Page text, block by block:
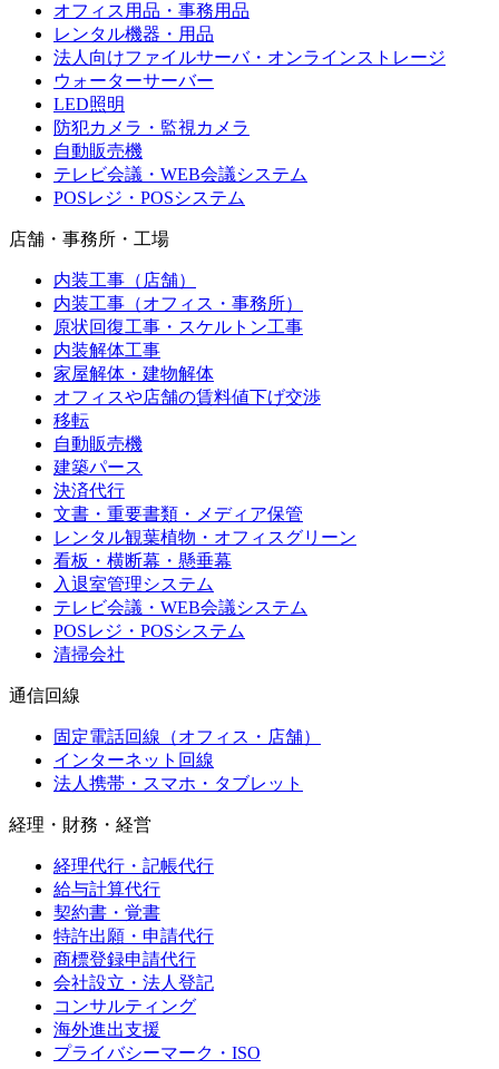
オフィス用品・事務用品
レンタル機器・用品
法人向けファイルサーバ・オンラインストレージ
ウォーターサーバー
LED照明
防犯カメラ・監視カメラ
自動販売機
テレビ会議・WEB会議システム
POSレジ・POSシステム
店舗・事務所・工場
内装工事（店舗）
内装工事（オフィス・事務所）
原状回復工事・スケルトン工事
内装解体工事
家屋解体・建物解体
オフィスや店舗の賃料値下げ交渉
移転
自動販売機
建築パース
決済代行
文書・重要書類・メディア保管
レンタル観葉植物・オフィスグリーン
看板・横断幕・懸垂幕
入退室管理システム
テレビ会議・WEB会議システム
POSレジ・POSシステム
清掃会社
通信回線
固定電話回線（オフィス・店舗）
インターネット回線
法人携帯・スマホ・タブレット
経理・財務・経営
経理代行・記帳代行
給与計算代行
契約書・覚書
特許出願・申請代行
商標登録申請代行
会社設立・法人登記
コンサルティング
海外進出支援
プライバシーマーク・ISO